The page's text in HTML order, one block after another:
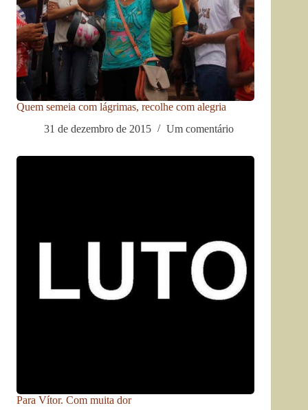
Quem semeia com lágrimas, recolhe com alegria
31 de dezembro de 2015
Um comentário
Para Vítor. Com muita dor